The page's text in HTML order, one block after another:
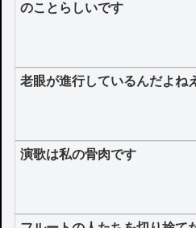
のことらしいです
老眼が進行しているんだよね
演歌は私の骨肉です